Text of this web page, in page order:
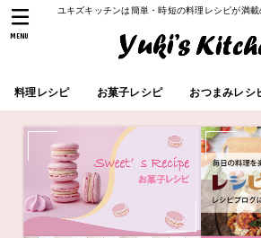
ユキズキッチンは簡単・時短の料理レシピが満
料理レシピ お菓子レシピ おつまみレシ
MENU